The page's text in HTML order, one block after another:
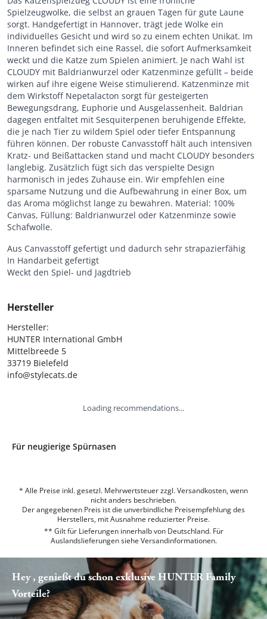
Spielzeugwolke, die selbst an grauen Tagen für gute Laune
sorgt. Handgefertigt in Hannover, trägt jede Wolke ein
individuelles Gesicht und wird so zu einem echten Unikat. Im
Inneren befindet sich eine Rassel, die sofort Aufmerksamkeit
weckt und die Katze zum Spielen animiert. Je nach Wahl ist
CLOUDY mit Baldrianwurzel oder Katzenminze gefüllt – beide
wirken auf ihre eigene Weise stimulierend. Katzenminze mit
dem Wirkstoff Nepetalacton sorgt für gesteigerten
Bewegungsdrang, Euphorie und Ausgelassenheit. Baldrian
dagegen entfaltet mit Sesquiterpenen beruhigende Effekte,
die je nach Tier zu wildem Spiel oder tiefer Entspannung
führen können. Der robuste Canvasstoff hält auch intensiven
Kratz- und Beißattacken stand und macht CLOUDY besonders
langlebig. Zusätzlich fügt sich das verspielte Design
harmonisch in jedes Zuhause ein. Wir empfehlen eine
sparsame Nutzung und die Aufbewahrung in einer Box, um
das Aroma möglichst lange zu bewahren. Material: 100%
Canvas, Füllung: Baldrianwurzel oder Katzenminze sowie
Schafwolle.
Aus Canvasstoff gefertigt und dadurch sehr strapazierfähig
In Handarbeit gefertigt
Weckt den Spiel- und Jagdtrieb
Hersteller
Hersteller:
HUNTER International GmbH
Mittelbreede 5
33719 Bielefeld
info@stylecats.de
Loading recommendations...
Für neugierige Spürnasen
* Alle Preise inkl. gesetzl. Mehrwertsteuer zzgl. Versandkosten, wenn
nicht anders beschrieben.
Der angegebenen Preis ist die unverbindliche Preisempfehlung des
Herstellers, mit Ausnahme reduzierter Preise.
** Gilt für Lieferungen innerhalb von Deutschland. Für
Auslandslieferungen siehe Versandinformationen.
Hey , genießt du schon exklusive HUNTER Family
Vorteile?